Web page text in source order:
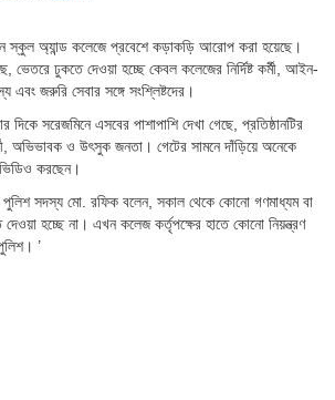
স্কুল অ্যান্ড কলেজে প্রবেশে কড়াকড়ি আরোপ করা হয়েছে।
ভেতরে ঢুকতে দেওয়া হচ্ছে কেবল কলেজের নির্দিষ্ট কর্মী, আইন-
এবং জরুরি সেবার সঙ্গে সংশ্লিষ্টদের।
সরেজমিনে এসবের পাশাপাশি দেখা গেছে, প্রতিষ্ঠানটির
অভিভাবক ও উৎসুক জনতা। গেটের সামনে দাঁড়িয়ে অনেকে
করছেন।
পুলিশ সদস্য মো. রফিক বলেন, সকাল থেকে কোনো গণমাধ্যম বা
হচ্ছে না। এখন কলেজ কর্তৃপক্ষের হাতে কোনো নিয়ন্ত্রণ
’